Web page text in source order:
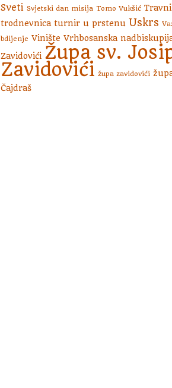
Sveti Svjetski dan misija Tomo Vukšić
trodnevnica turnir u prstenu Uskrs
bdijenje Vinište Vrhbosanska
Zavidovići Župa sv.
Zavidovići župa zavidovići
Čajdraš